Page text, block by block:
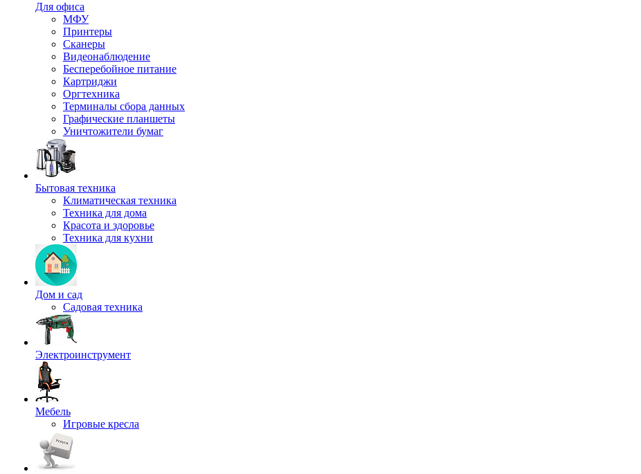
Для офиса
МФУ
Принтеры
Сканеры
Видеонаблюдение
Бесперебойное питание
Картриджи
Оргтехника
Терминалы сбора данных
Графические планшеты
Уничтожители бумаг
Бытовая техника
Климатическая техника
Техника для дома
Красота и здоровье
Техника для кухни
Дом и сад
Садовая техника
Электроинструмент
Мебель
Игровые кресла